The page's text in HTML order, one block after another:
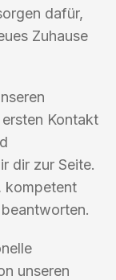
dafür,
Zuhause
Kontakt
dir zur Seite.
kompetent
unseren